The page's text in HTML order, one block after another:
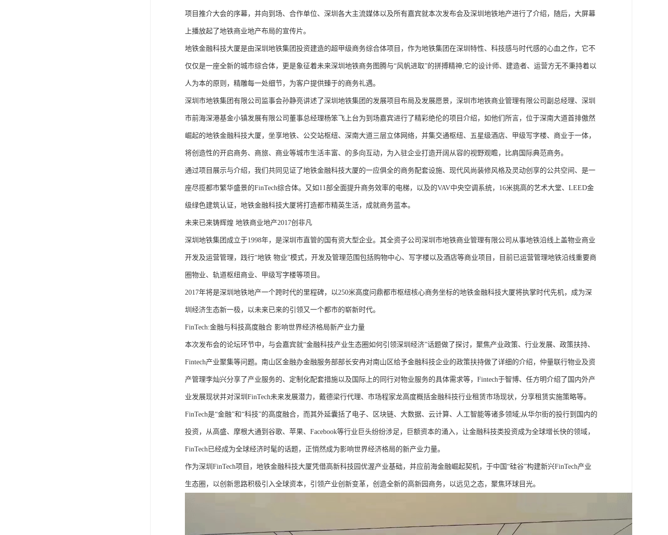
项目推介大会的序幕，并向到场、合作单位、深圳各大主流媒体以及所有嘉宾就本次发布会及深圳地铁地产进行了介绍，随后，大屏幕
上播放起了地铁商业地产布局的宣传片。
地铁金融科技大厦是由深圳地铁集团投资建造的超甲级商务综合体项目，作为地铁集团在深圳特性、科技感与时代感的心血之作，它不
仅仅是一座全新的城市综合体，更是象征着未来深圳地铁商务图腾与“风帆进取”的拼搏精神;它的设计师、建造者、运营方无不秉持着以
人为本的原则，精雕每一处细节，为客户提供臻于的商务礼遇。
深圳市地铁集团有限公司监事会孙静亮讲述了深圳地铁集团的发展项目布局及发展愿景，深圳市地铁商业管理有限公司副总经理、深圳
市前海深港基金小镇发展有限公司董事总经理杨笨飞上台为到场嘉宾进行了精彩绝伦的项目介绍，如他们所言，位于深南大道首排傲然
崛起的地铁金融科技大厦，坐享地铁、公交站枢纽、深南大道三层立体网络，并集交通枢纽、五星级酒店、甲级写字楼、商业于一体，
将创造性的开启商务、商旅、商业等城市生活丰富、的多向互动，为入驻企业打造开阔从容的视野观瞻，比肩国际典范商务。
通过项目展示与介绍，我们共同见证了地铁金融科技大厦的一应俱全的商务配套设施、现代风尚装修风格及灵动创享的公共空间、是一
座尽揽都市繁华盛景的FinTech综合体。又如11部全面提升商务效率的电梯，以及的VAV中央空调系统，16米挑高的艺术大堂、LEED金
级绿色建筑认证，地铁金融科技大厦将打造都市精英生活，成就商务蓝本。
未来已来铸辉煌 地铁商业地产2017创非凡
深圳地铁集团成立于1998年，是深圳市直管的国有资大型企业。其全资子公司深圳市地铁商业管理有限公司从事地铁沿线上盖物业商业
开发及运营管理，践行“地铁 物业”模式，开发及管理范围包括购物中心、写字楼以及酒店等商业项目，目前已运营管理地铁沿线重要商
圈物业、轨道枢纽商业、甲级写字楼等项目。
2017年将是深圳地铁地产一个跨时代的里程碑，以250米高度问鼎都市枢纽核心商务坐标的地铁金融科技大厦将执掌时代先机，成为深
圳经济生态新一极，以未来已来的引领又一个都市的崭新时代。
FinTech:金融与科技高度融合 影响世界经济格局新产业力量
本次发布会的论坛环节中，与会嘉宾就“金融科技产业生态圈如何引领深圳经济”话题做了探讨，聚焦产业政策、行业发展、政策扶持、
Fintech产业聚集等问题。南山区金融办金融服务部部长安冉对南山区给予金融科技企业的政策扶持做了详细的介绍，仲量联行物业及资
产管理李灿兴分享了产业服务的、定制化配套措施以及国际上的同行对物业服务的具体需求等，Fintech于智博、任方明介绍了国内外产
业发展现状并对深圳FinTech未来发展潜力，戴德梁行代理、市场程家龙高度概括金融科技行业租赁市场现状，分享租赁实施策略等。
FinTech是“金融”和“科技”的高度融合，而其外延囊括了电子、区块链、大数据、云计算、人工智能等诸多领域;从华尔街的投行到国内的
投资，从高盛、摩根大通到谷歌、苹果、Facebook等行业巨头纷纷涉足，巨额资本的涌入，让金融科技类投资成为全球增长快的领域，
FinTech已经成为全球经济时髦的话题，正悄然成为影响世界经济格局的新产业力量。
作为深圳FinTech项目，地铁金融科技大厦凭借高新科技园优渥产业基础，并应前海金融崛起契机，于中国“硅谷”构建新兴FinTech产业
生态圈，以创新思路积极引入全球资本，引领产业创新变革，创造全新的高新园商务，以远见之态，聚焦环球目光。